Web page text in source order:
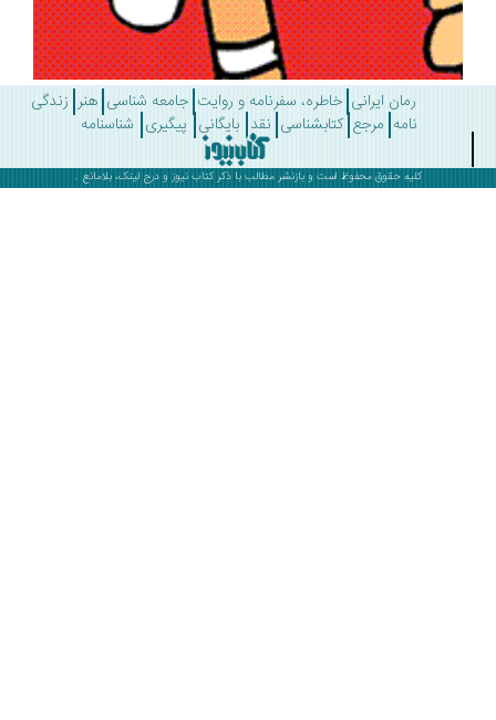
رمان ایرانی خاطره، سفرنامه و روایت جامعه شناسی هنر زندگی
مرجع کتابشناسی نقد بایگانی پیگیری شناسنامه
کلیه حقوق محفوظ است و بازنشر مطالب با ذکرکتاب نیوزو درج لینک، بلامانع .